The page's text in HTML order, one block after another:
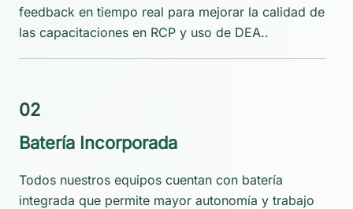
feedback en tiempo real para mejorar la calidad de
las capacitaciones en RCP y uso de DEA..
02
Batería Incorporada
Todos nuestros equipos cuentan con batería
integrada que permite mayor autonomía y trabajo